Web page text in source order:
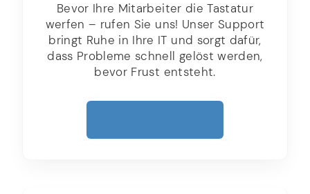
Bevor Ihre Mitarbeiter die Tastatur
werfen – rufen Sie uns! Unser Support
bringt Ruhe in Ihre IT und sorgt dafür,
dass Probleme schnell gelöst werden,
bevor Frust entsteht.